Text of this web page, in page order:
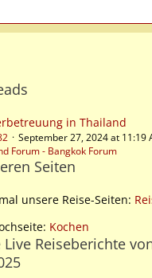
in Thailand
September 27, 2024 at 11:19
Forum - Bangkok Forum
Seiten
unsere Reise-Seiten:
Kochen
Reiseberichte